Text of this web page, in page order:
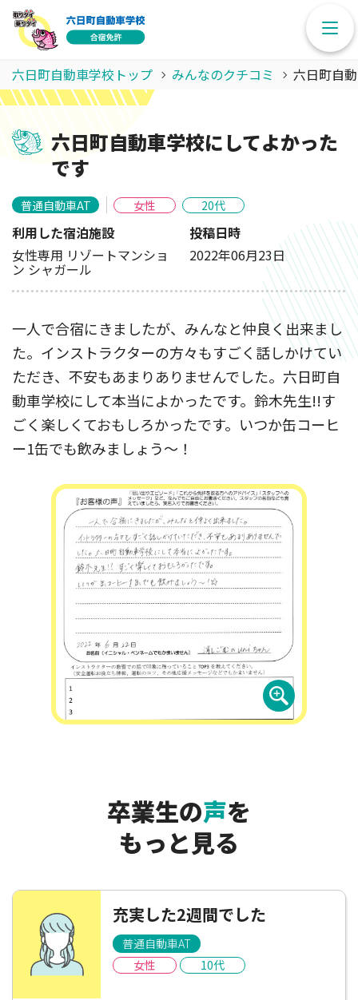
六日町自動車学校トップ みんなのクチコミ 六日町自
六日町自動車学校にしてよかった
です
普通自動車AT 女性 20代
利用した宿泊施設
女性専用 リゾートマンショ
ン シャガール
投稿日時
2022年06月23日
一人で合宿にきましたが、みんなと仲良く出来まし
た。インストラクターの方々もすごく話しかけてい
ただき、不安もあまりありませんでした。六日町自
動車学校にして本当によかったです。鈴木先生!!す
ごく楽しくておもしろかったです。いつか缶コーヒ
ー1缶でも飲みましょう～！
卒業生の声を
もっと見る
充実した2週間でした
普通自動車AT
女性
10代